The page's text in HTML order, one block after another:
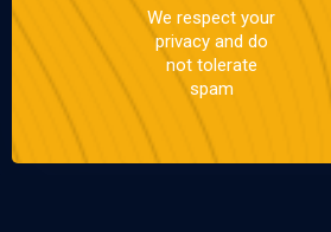
We respect your
privacy and do
not tolerate
spam